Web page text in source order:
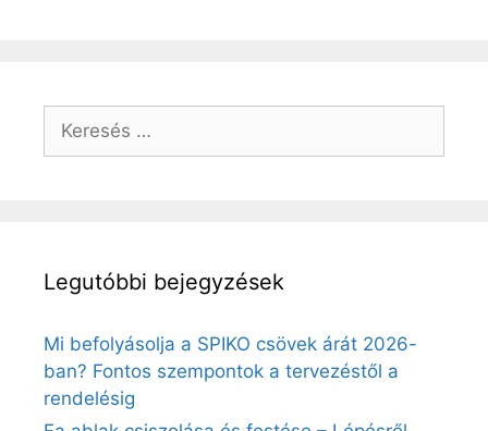
Keresés:
Legutóbbi bejegyzések
Mi befolyásolja a SPIKO csövek árát 2026-
ban? Fontos szempontok a tervezéstől a
rendelésig